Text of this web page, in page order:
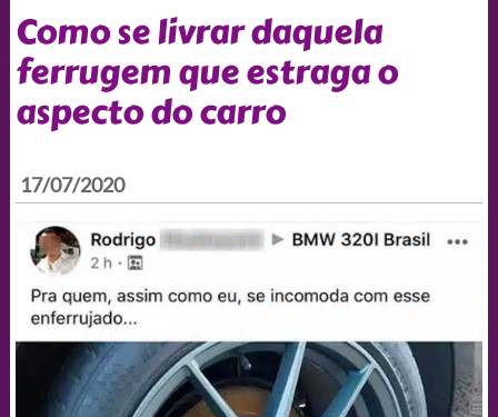
Como se livrar daquela
ferrugem que estraga o
aspecto do carro
17/07/2020